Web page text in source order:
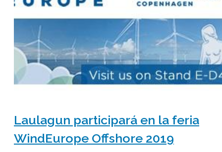
Laulagun participará en la feria
WindEurope Offshore 2019